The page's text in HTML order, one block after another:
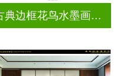
古典边框花鸟水墨画玻璃